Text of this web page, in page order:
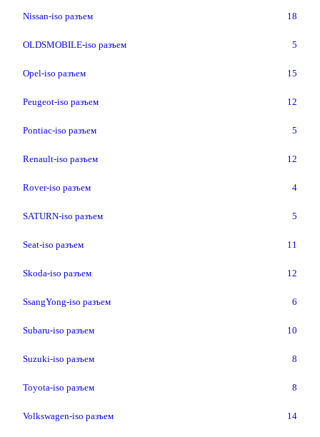
Nissan-iso разъем 18
OLDSMOBILE-iso разъем 5
Opel-iso разъем 15
Peugeot-iso разъем 12
Pontiac-iso разъем 5
Renault-iso разъем 12
Rover-iso разъем 4
SATURN-iso разъем 5
Seat-iso разъем 11
Skoda-iso разъем 12
SsangYong-iso разъем 6
Subaru-iso разъем 10
Suzuki-iso разъем 8
Toyota-iso разъем 8
Volkswagen-iso разъем 14